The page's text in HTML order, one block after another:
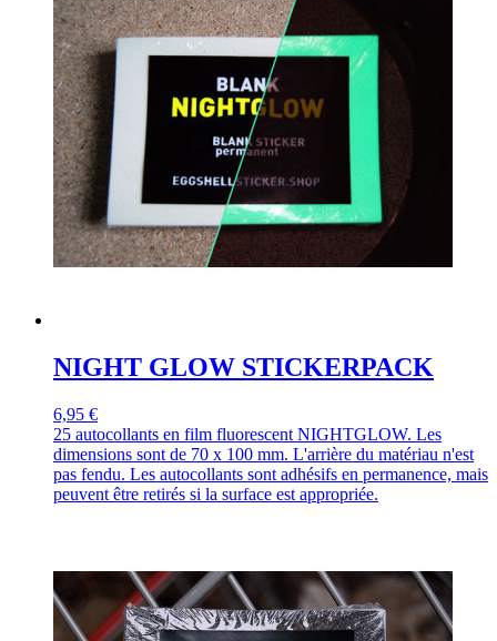
NIGHT GLOW STICKERPACK
6,95 €
25 autocollants en film fluorescent NIGHTGLOW. Les
dimensions sont de 70 x 100 mm. L'arrière du matériau n'est
pas fendu. Les autocollants sont adhésifs en permanence, mais
peuvent être retirés si la surface est appropriée.